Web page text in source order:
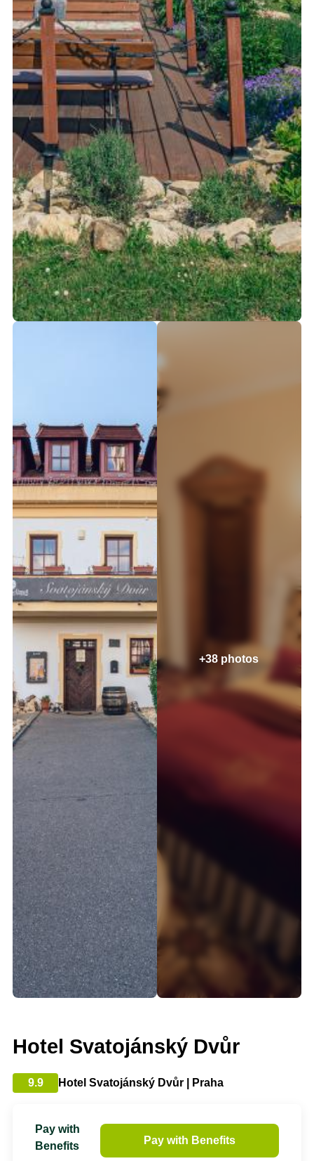
+38 photos
Hotel Svatojánský Dvůr
9.9 Hotel Svatojánský Dvůr | Praha
Pay with
Benefits
Pay with Benefits